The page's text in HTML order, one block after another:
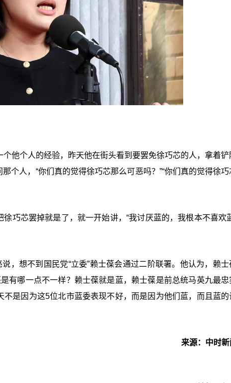
他个人的经验，昨天他在街头看到要罢免徐巧芯的人，拿着铲
个人，“你们真的觉得徐巧芯那么可恶吗？”“你们真的觉得徐巧
巧芯罢掉就是了，就一开始讲，“我讨厌蓝的，我根本不喜欢
，想不到国民党“立委”赖士葆会通过二阶联署。他认为，赖士
有哪一点不一样？赖士葆就是蓝，赖士葆是前总统马英九最忠
是因为这5位北市蓝委表现不好，而是因为他们蓝，而且蓝的
来源：中时新